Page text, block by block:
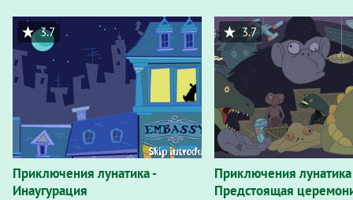
Приключения лунатика -
Инаугурация
3.7
Приключения лунатика
Предстоящая
3.7